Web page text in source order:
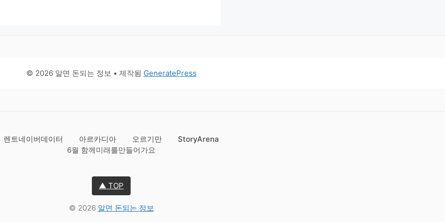
© 2026 알면 돈되는 정보 • 제작됨 GeneratePress
렌트네이버데이터 아르카디아 오르기만
StoryArena
6월 함께미래를만들어가요
▲ TOP
© 2026 알면 돈되는 정보